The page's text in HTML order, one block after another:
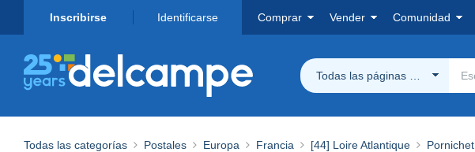
Inscribirse Identificarse Comprar Vender Comunidad
Todas las páginas Delcampe
Todas las categorías Postales Europa Francia [44] Loire Atlantique Pornichet